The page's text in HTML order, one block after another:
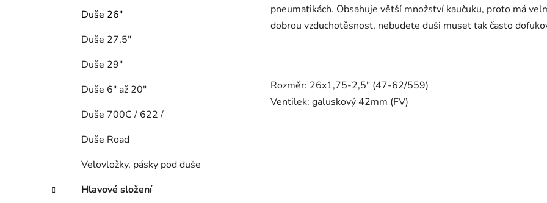
Duše 26"
Duše 27,5"
Duše 29"
Duše 6" až 20"
Duše 700C / 622 /
Duše Road
Velovložky, pásky pod duše
Hlavové složení
pneumatikách. Obsahuje větší množství kaučuku, proto má
dobrou vzduchotěsnost, nebudete duši muset tak často
Rozměr: 26x1,75-2,5" (47-62/559)
Ventilek: galuskový 42mm (FV)